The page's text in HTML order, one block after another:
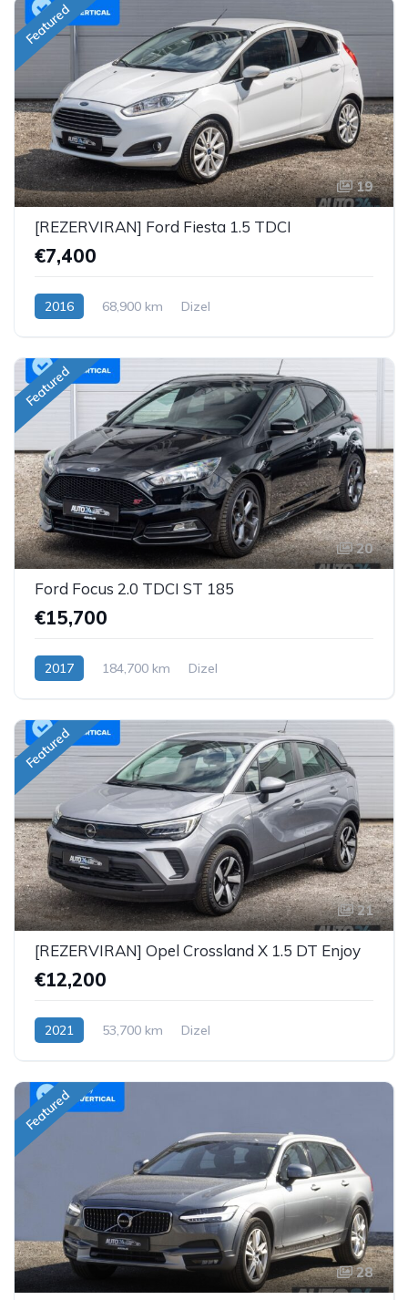
Featured
19
[REZERVIRAN] Ford Fiesta 1.5 TDCI
€7,400
2016 68,900 km Dizel
Featured
20
Ford Focus 2.0 TDCI ST 185
€15,700
2017 184,700 km Dizel
Featured
21
[REZERVIRAN] Opel Crossland X 1.5 DT Enjoy
€12,200
2021 53,700 km Dizel
Featured
28